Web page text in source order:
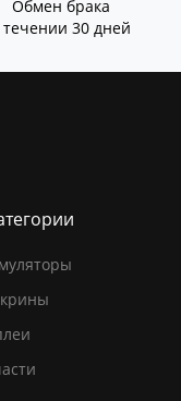
Обмен брака
течении 30 дней